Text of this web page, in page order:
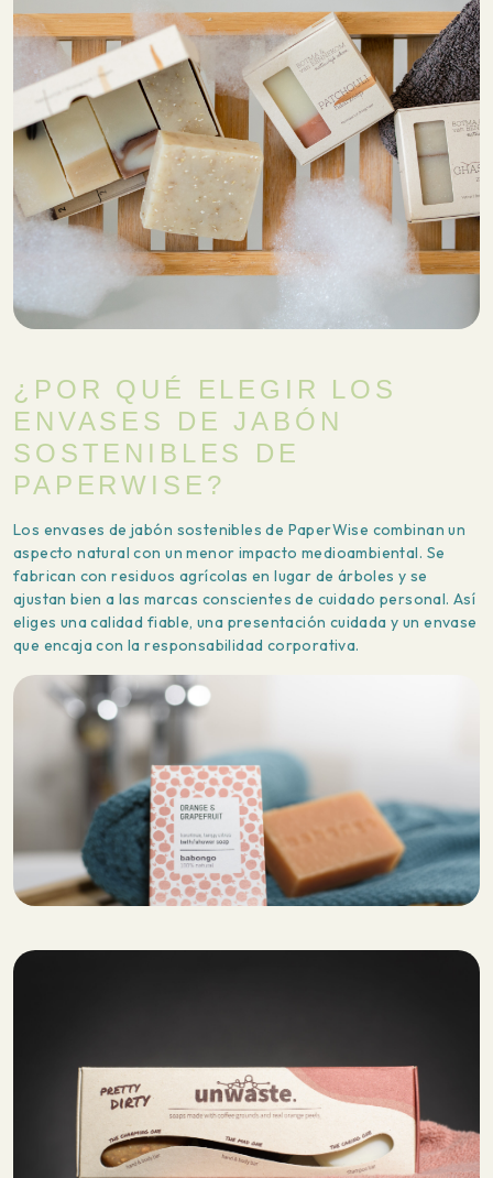
¿POR QUÉ ELEGIR LOS
ENVASES DE JABÓN
SOSTENIBLES DE
PAPERWISE?
Los envases de jabón sostenibles de PaperWise combinan un
aspecto natural con un menor impacto medioambiental. Se
fabrican con residuos agrícolas en lugar de árboles y se
ajustan bien a las marcas conscientes de cuidado personal. Así
eliges una calidad fiable, una presentación cuidada y un envase
que encaja con la responsabilidad corporativa.